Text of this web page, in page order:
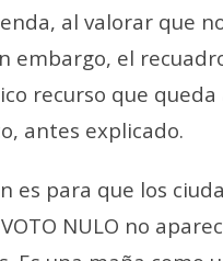
al valorar que
embargo, el
recurso que
antes explicado.
es para que los
NULO no